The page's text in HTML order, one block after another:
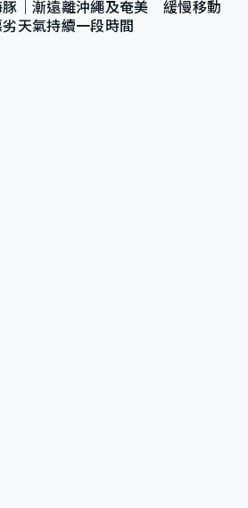
豚｜漸遠離沖繩及奄美 緩慢移動
劣天氣持續一段時間